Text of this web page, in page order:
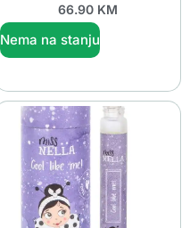
66.90 KM
Nema na stanju